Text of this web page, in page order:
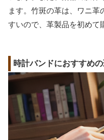
ます。竹斑の革は、ワニ
すいので、革製品を初めて
時計バンドにおすすめ